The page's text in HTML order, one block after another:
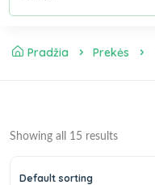
Pradžia Prekės
Showing all 15 results
Default sorting